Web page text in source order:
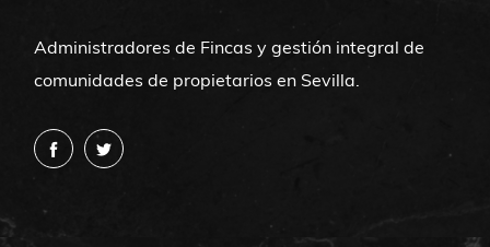
Administradores de Fincas y gestión integral de
comunidades de propietarios en Sevilla.